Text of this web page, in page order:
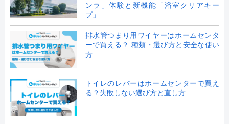
ンラ」体験と新機能「浴室クリアキー
プ」
排水管つまり用ワイヤーはホームセンタ
ーで買える？ 種類・選び方と安全な使い
方
トイレのレバーはホームセンターで買え
る？失敗しない選び方と直し方